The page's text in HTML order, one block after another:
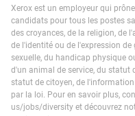
Xerox est un employeur qui
candidats pour tous les postes
des croyances, de la religion, de
de l'identité ou de l'expression de
sexuelle, du handicap physique
d'un animal de service, du statut
statut de citoyen, de
par la loi. Pour en savoir plus,
us/jobs/diversity et découvrez